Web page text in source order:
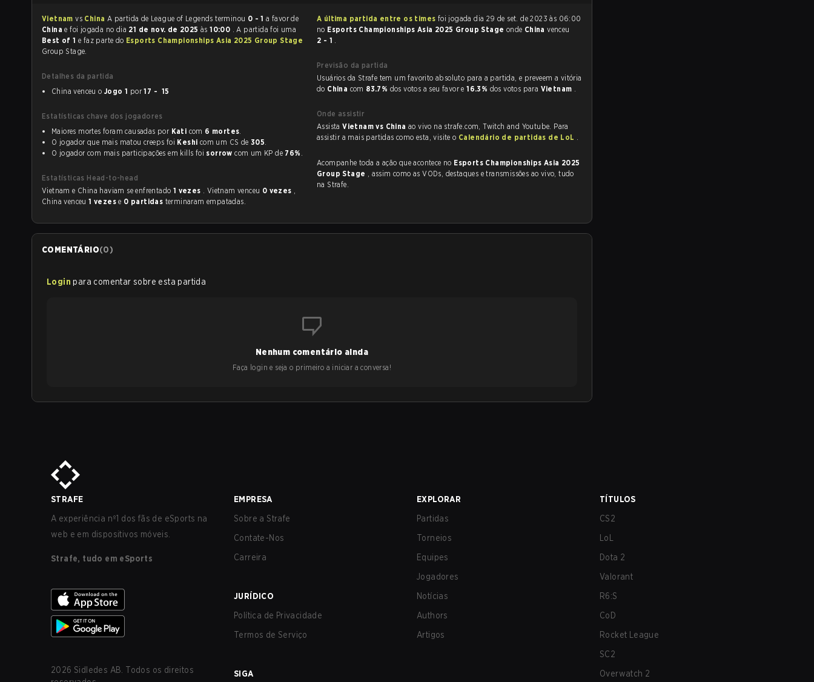
Vietnamvs China A partida de League of Legends terminou 0 - 1 a favor de
China
e foi jogada no dia 21 de nov. de 2025 às10:00 . A partida foi uma
Best of 1 e faz parte do Esports Championships Asia 2025 Group Stage
Group Stage.
Detalhes da partida
China venceu o Jogo 1 por 17 - 15
Estatísticas chave dos jogadores
Maiores mortes foram causadas por Kati com 6 mortes.
O jogador que mais matou creeps foi Keshi com um CS de 305.
O jogador com mais participações em kills foi sorrow com um KP de 76% .
Estatísticas Head-to-head
Vietnam e China haviam se enfrentado 1 vezes . Vietnam venceu 0 vezes ,
China venceu1 vezese 0 partidas terminaram empatadas.
A última partida entre os times
no Esports Championships Asia 2025 Group Stage onde Chinavenceu
2 - 1 .
Previsão da partida
Usuários da Strafe tem um favorito absoluto para a partida, e preveem a vitória
do China com 83.7% dos votos a seu favor e16.3% dos votos para Vietnam .
Onde assistir
AssistaVietnam vs China ao vivo na strafe.com, Twitch and Youtube. Para
assistir a mais partidas como esta, visite o Calendário de partidas de LoL .
Acompanhe toda a ação que acontece no Esports Championships Asia 2025
Group Stage , assim como as VODs, destaques e transmissões ao vivo, tudo
na Strafe.
COMENTÁRIO(0)
Login para comentar sobre esta partida
Nenhum comentário ainda
Faça login e seja o primeiro a iniciar a conversa!
STRAFE
A experiência nº1 dos fãs de eSports na
web e em dispositivos móveis.
Strafe, tudo em eSports
2026 Sidledes AB. Todos os direitos
EMPRESA
Sobre a Strafe
Contate-Nos
Carreira
JURÍDICO
Política de Privacidade
Termos de Serviço
SIGA
EXPLORAR
Partidas
Torneios
Equipes
Jogadores
Notícias
Authors
Artigos
TÍTULOS
CS2
LoL
Dota 2
Valorant
R6:S
CoD
Rocket League
SC2
Overwatch 2